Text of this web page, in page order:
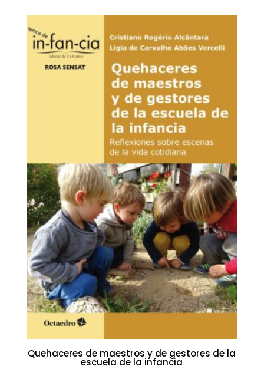
Quehaceres de maestros y de gestores de la
escuela de la infancia